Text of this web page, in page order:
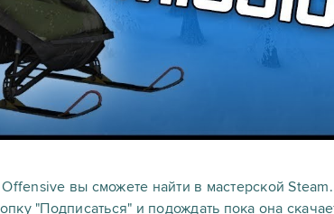
вы сможете найти в мастерской
"Подписаться" и подождать пока она